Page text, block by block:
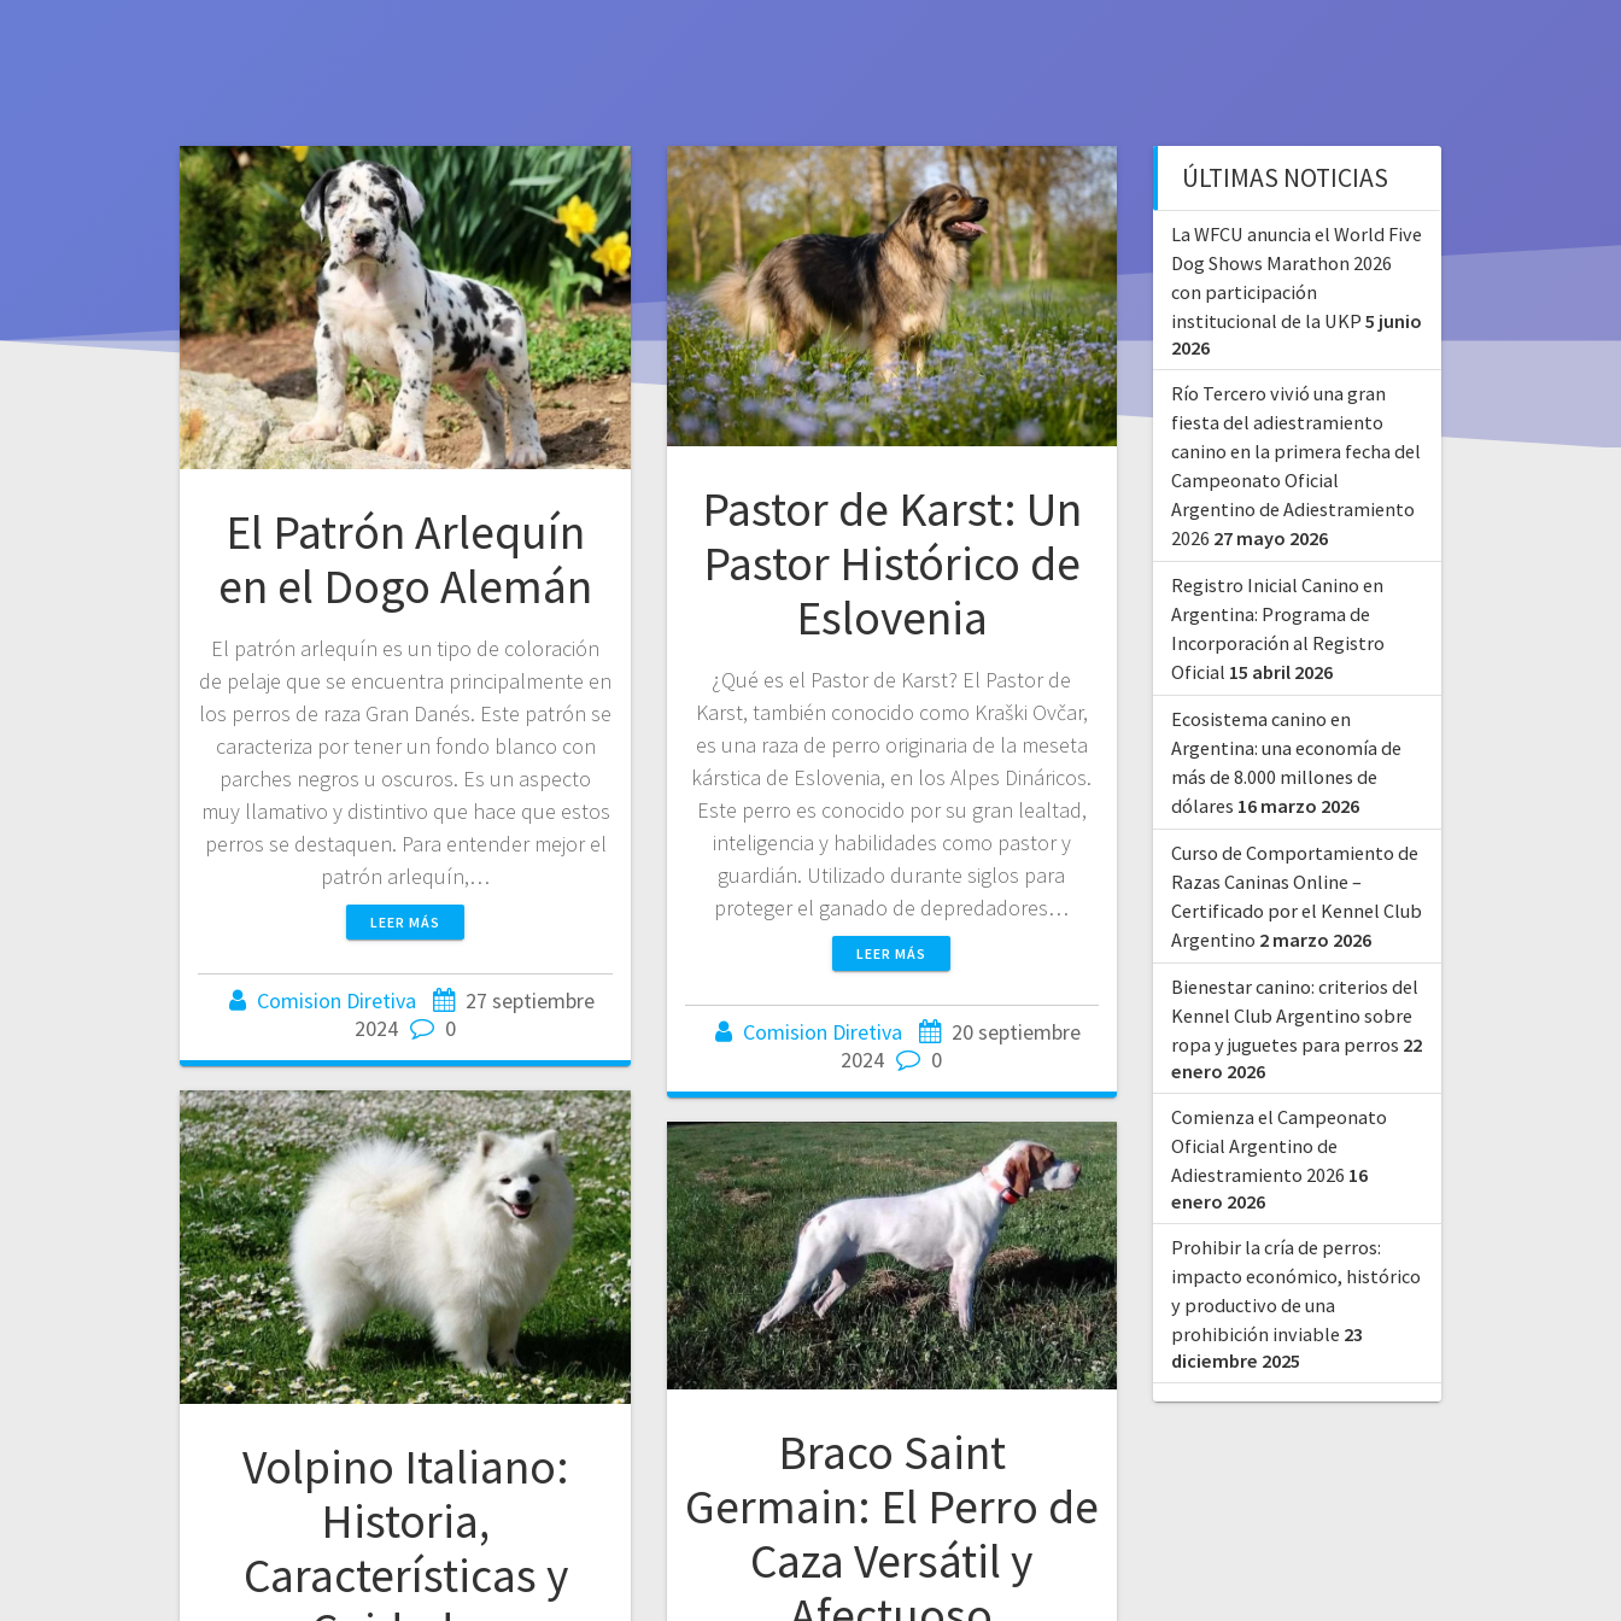
El Patrón Arlequín
en el Dogo Alemán
El patrón arlequín es un tipo de coloración
de pelaje que se encuentra principalmente en
los perros de raza Gran Danés. Este patrón se
caracteriza por tener un fondo blanco con
parches negros u oscuros. Es un aspecto
muy llamativo y distintivo que hace que estos
perros se destaquen. Para entender mejor el
patrón arlequín,…
LEER MÁS
Comision Diretiva
27 septiembre
2024
0
Pastor de Karst: Un
Pastor Histórico de
Eslovenia
¿Qué es el Pastor de Karst? El Pastor de
Karst, también conocido como Kraški Ovčar,
es una raza de perro originaria de la meseta
kárstica de Eslovenia, en los Alpes Dináricos.
Este perro es conocido por su gran lealtad,
inteligencia y habilidades como pastor y
guardián. Utilizado durante siglos para
proteger el ganado de depredadores…
LEER MÁS
Comision Diretiva
20 septiembre
2024
0
Volpino Italiano:
Historia,
Características y
Braco Saint
Germain: El Perro de
Caza Versátil y
ÚLTIMAS NOTICIAS
La WFCU anuncia el World Five
Dog Shows Marathon 2026
con participación
institucional de la UKP 5 junio
2026
Río Tercero vivió una gran
fiesta del adiestramiento
canino en la primera fecha del
Campeonato Oficial
Argentino de Adiestramiento
2026 27 mayo 2026
Registro Inicial Canino en
Argentina: Programa de
Incorporación al Registro
Oficial 15 abril 2026
Ecosistema canino en
Argentina: una economía de
más de 8.000 millones de
dólares 16 marzo 2026
Curso de Comportamiento de
Razas Caninas Online –
Certificado por el Kennel Club
Argentino 2 marzo 2026
Bienestar canino: criterios del
Kennel Club Argentino sobre
ropa y juguetes para perros 22
enero 2026
Comienza el Campeonato
Oficial Argentino de
Adiestramiento 2026 16
enero 2026
Prohibir la cría de perros:
impacto económico, histórico
y productivo de una
prohibición inviable 23
diciembre 2025